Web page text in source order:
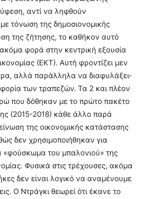
αντί να ληφθούν
τόνωση της δημοσιονομικής
της ζήτησης, το καθήκον αυτό
ακόμα φορά στην κεντρική εξουσία
(ΕΚΤ). Αυτή φροντίζει μεν
αλλά παράλληλα να διαφυλάξει-
των τραπεζών. Τα 2 και πλέον
που δόθηκαν με το πρώτο πακέτο
(2015-2018) κάθε άλλο παρά
της οικονομικής κατάστασης
δεν χρησιμοποιήθηκαν για
«φούσκωμα του μπαλονιού» της
Φυσικά στις τρέχουσες, ακόμα
δεν είναι λογικό να αναμένουμε
Ο Ντράγκι θεωρεί ότι έκανε το